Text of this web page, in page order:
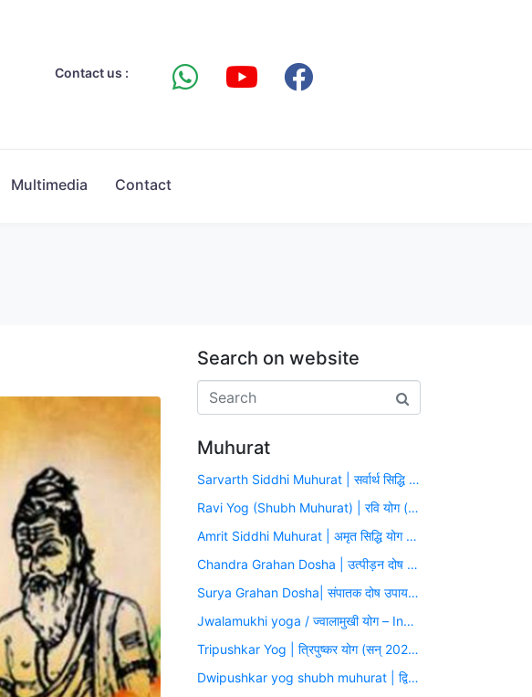
Contact us :
Multimedia Contact
Search on website
Muhurat
Sarvarth Siddhi Muhurat | सर्वार्थ सिद्धि योग (सन् 2026-2027)
Ravi Yog (Shubh Muhurat) | रवि योग (सन् 2026-2027)
Amrit Siddhi Muhurat | अमृत सिद्धि योग (सन् 2026-2027)
Chandra Grahan Dosha | उत्पीड़न दोष उपाय मुहूर्त (सन् 2026-2027)
Surya Grahan Dosha| संपातक दोष उपाय मुहूर्त (सन् 2026-2027)
Jwalamukhi yoga / ज्वालामुखी योग – Inauspicious Yoga
Tripushkar Yog | त्रिपुष्कर योग (सन् 2026-2027)
Dwipushkar yog shubh muhurat | द्विपुष्कर योग (सन् 2026-2027)